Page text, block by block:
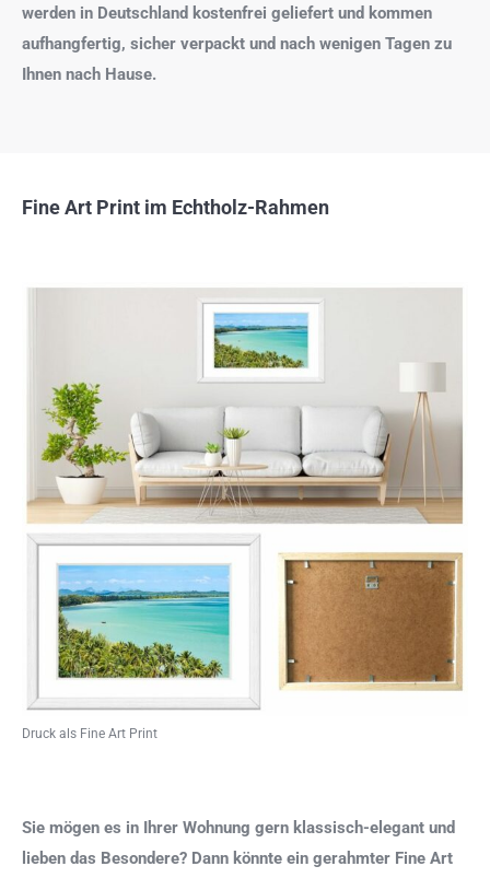
werden in Deutschland kostenfrei geliefert und kommen
aufhangfertig, sicher verpackt und nach wenigen Tagen zu
Ihnen nach Hause.
Fine Art Print im Echtholz-Rahmen
Druck als Fine Art Print
Sie mögen es in Ihrer Wohnung gern klassisch-elegant und
lieben das Besondere? Dann könnte ein gerahmter Fine Art